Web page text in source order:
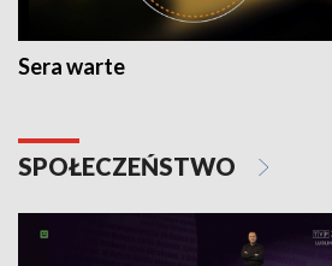
Sera warte
SPOŁECZEŃSTWO